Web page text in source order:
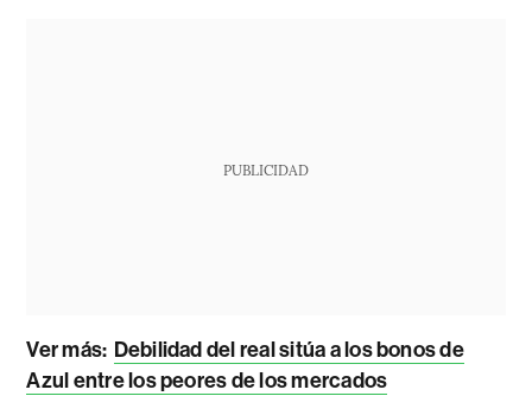
PUBLICIDAD
Ver más: Debilidad del real sitúa a los bonos de
Azul entre los peores de los mercados